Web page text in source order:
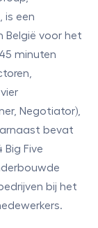
is een
België voor het
minuten
Negotiator),
bevat
Five
bij het